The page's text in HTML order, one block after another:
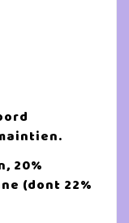
20%
(dont 22%